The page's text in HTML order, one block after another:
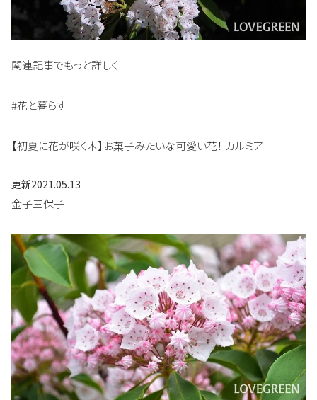
関連記事でもっと詳しく
#花と暮らす
【初夏に花が咲く木】お菓子みたいな可愛い花！ カルミア
更新2021.05.13
金子三保子